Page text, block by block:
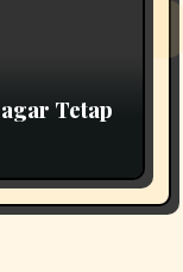
Tetap